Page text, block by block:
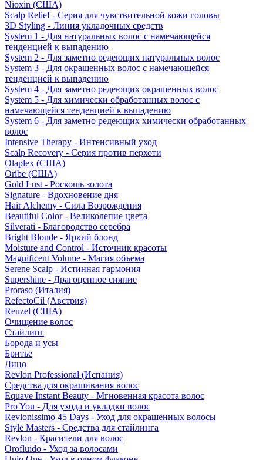
Nioxin (США)
Scalp Relief - Серия для чувствительной кожи головы
3D Styling - Линия укладочных средств
System 1 - Для натуральных волос с намечающейся
тенденцией к выпадению
System 2 - Для заметно редеющих натуральных волос
System 3 - Для окрашенных волос с намечающейся
тенденцией к выпадению
System 4 - Для заметно редеющих окрашенных волос
System 5 - Для химически обработанных волос с
намечающейся тенденцией к выпадению
System 6 - Для заметно редеющих химически обработанных
волос
Intensive Therapy - Интенсивный уход
Scalp Recovery - Серия против перхоти
Olaplex (США)
Oribe (США)
Gold Lust - Роскошь золота
Signature - Вдохновение дня
Hair Alchemy - Сила Возрождения
Beautiful Color - Великолепие цвета
Silverati - Благородство серебра
Bright Blonde - Яркий блонд
Moisture and Control - Источник красоты
Magnificent Volume - Магия объема
Serene Scalp - Истинная гармония
Supershine - Драгоценное сияние
Proraso (Италия)
RefectoCil (Австрия)
Reuzel (США)
Очищение волос
Стайлинг
Борода и усы
Бритье
Лицо
Revlon Professional (Испания)
Средства для окрашивания волос
Equave Instant Beauty - Мгновенная красота волос
Pro You - Для ухода и укладки волос
Revlonissimo 45 Days - Уход для окрашенных волосы
Style Masters - Средства для стайлинга
Revlon - Красители для волос
Orofluido - Уход за волосами